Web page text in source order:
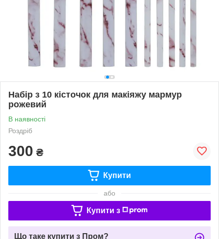
Набір з 10 кісточок для макіяжу мармур
рожевий
В наявності
Роздріб
300 ₴
Купити
або
Купити з
Що таке купити з Пром?